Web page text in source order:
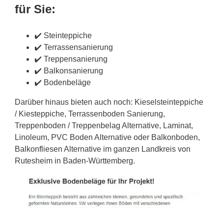
für Sie:
✔️ Steinteppiche
✔️ Terrassensanierung
✔️ Treppensanierung
✔️ Balkonsanierung
✔️ Bodenbeläge
Darüber hinaus bieten auch noch: Kieselsteinteppiche
/ Kiesteppiche, Terrassenboden Sanierung,
Treppenboden / Treppenbelag Alternative, Laminat,
Linoleum, PVC Boden Alternative oder Balkonboden,
Balkonfliesen Alternative im ganzen Landkreis von
Rutesheim in Baden-Württemberg.